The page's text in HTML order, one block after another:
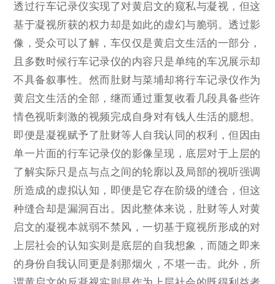
透过行车记录仪实现了对黄启文的窥私与凝视，但这
基于凝视所获的权力却是如此的虚幻与脆弱。透过影
像，受众可以了解，车仅仅是黄启文生活的一部分，
且多数时候行车记录仪的内容只是单纯的车况展示却
不具备叙事性。然而肚财与菜埔却将行车记录仪作为
黄启文生活的全部，继而通过重复收看几段具备些许
情色视听刺激的视频完成自身对有钱人生活的臆想。
即便是凝视赋予了肚财等人自我认同的权利，但因由
单一片面的行车记录仪的影像呈现，底层对于上层的
了解实际只是点与点之间的轮廓以及局部的视听强调
所造成的虚拟认知，即便是它存在阶级的缝合，但这
种缝合却是漏洞百出。因此整体来说，肚财等人对黄
启文的凝视本就弱不禁风，一切基于窥视所形成的对
上层社会的认知实则是底层的自我想象，而随之即来
的身份自我认同更是刹那烟火，不堪一击。此外，所